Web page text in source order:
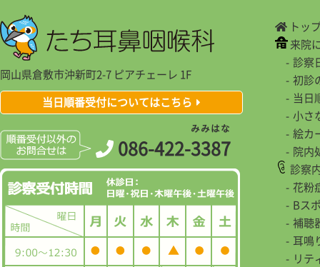
岡山県倉敷市沖新町2-7 ピアチェーレ 1F
当日順番受付についてはこちら
086-422-3
み
3
み
8
は
7
な
トッ
来院
診察
初診
当日
小さ
絵カ
院内
診察
花粉
Bス
補聴
耳鳴
リテ